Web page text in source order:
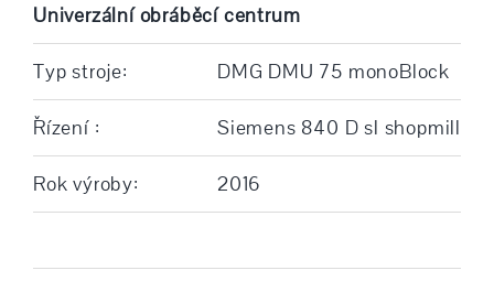
Univerzální obráběcí centrum
Typ stroje: DMG DMU 75 monoBlock
Řízení : Siemens 840 D sl shopmill
Rok výroby: 2016